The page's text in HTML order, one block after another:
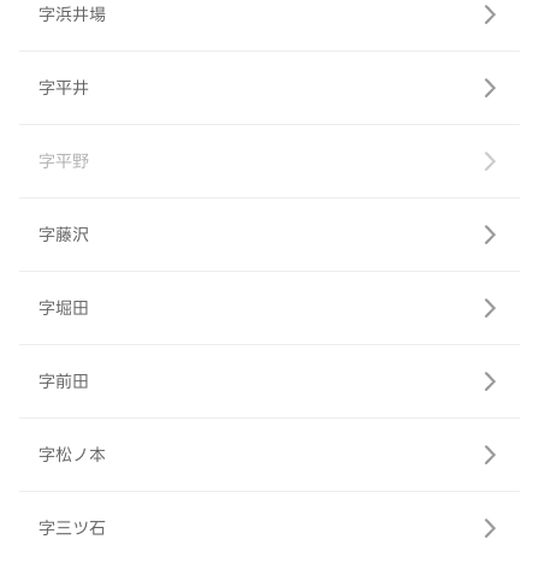
字浜井場
字平井
字平野
字藤沢
字堀田
字前田
字松ノ本
字三ツ石